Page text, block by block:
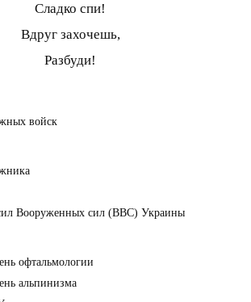
Сладко спи!
Вдруг захочешь,
Разбуди!
войск
Вооруженных сил (ВВС) Украины
офтальмологии
альпинизма